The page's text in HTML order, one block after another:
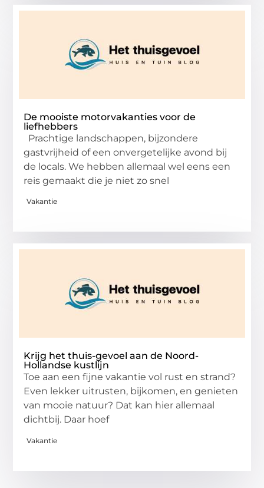
De mooiste motorvakanties voor de
liefhebbers
Prachtige landschappen, bijzondere
gastvrijheid of een onvergetelijke avond bij
de locals. We hebben allemaal wel eens een
reis gemaakt die je niet zo snel
Vakantie
Krijg het thuis-gevoel aan de Noord-
Hollandse kustlijn
Toe aan een fijne vakantie vol rust en strand?
Even lekker uitrusten, bijkomen, en genieten
van mooie natuur? Dat kan hier allemaal
dichtbij. Daar hoef
Vakantie